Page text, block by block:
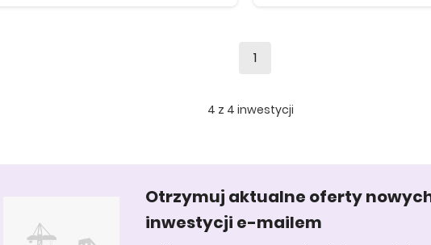
1
4 z 4 inwestycji
Otrzymuj aktualne oferty
inwestycji e-mailem